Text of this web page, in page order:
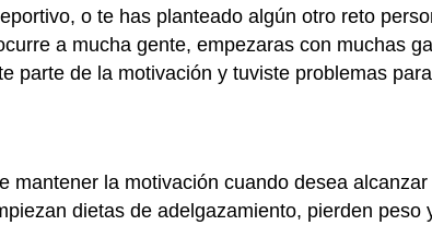
o te has planteado algún otro reto
a mucha gente, empezaras con muchas
parte de la motivación y tuviste problemas
mantener la motivación cuando desea
dietas de adelgazamiento, pierden peso